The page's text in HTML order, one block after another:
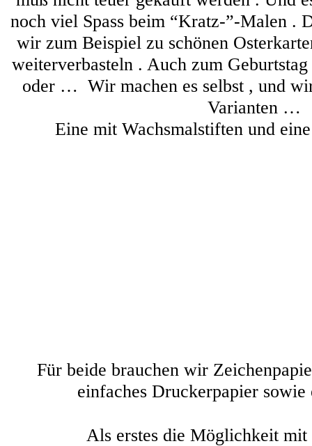
noch viel Spass beim “Kratz-”-Malen .
wir zum Beispiel zu schönen
weiterverbasteln . Auch zum
oder … Wir machen es selbst , und
Varianten …
Eine mit Wachsmalstiften und
Für beide brauchen wir
einfaches Druckerpapier
Als erstes die Möglichkeit mit